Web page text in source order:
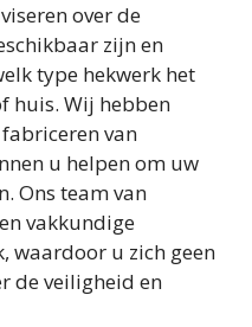
over de
zijn en
type hekwerk het
huis. Wij hebben
van
u helpen om uw
Ons team van
vakkundige
waardoor u zich geen
de veiligheid en